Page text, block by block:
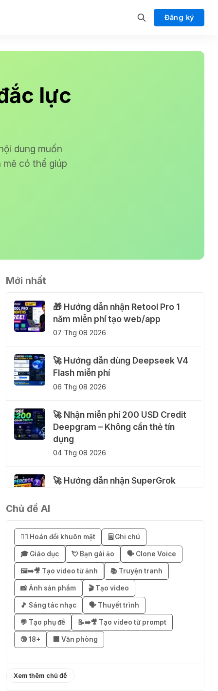
Đăng ký
lực
dung muốn
có thể giúp
Mới nhất
🎁 Hướng dẫn nhận Retool Pro 1
năm miễn phí tạo web/app
07 Thg 08 2026
🚀 Hướng dẫn dùng Deepseek V4
Flash miễn phí
06 Thg 08 2026
🚀 Nhận miễn phí 200 USD Credit
Deepgram – Không cần thẻ tín
dụng
04 Thg 08 2026
🚀 Hướng dẫn nhận SuperGrok
🎁 Hướng dẫn nhận Notion AI
Business miễn phí 3–6 tháng
03 Thg 08 2026
🎁 Mẹo nhận 1 tháng ChatGPT Plus
miễn phí bằng VPN Mexico
02 Thg 08 2026
֎ Cách nhận ChatGPT Go 12 tháng
Chủ đề AI
😶‍🌫️ Hoán đổi khuôn mặt 🗒️ Ghi chú
🎓 Giáo dục 💘 Bạn gái ảo 🗣️ Clone Voice
🖼️➡️🎥 Tạo video từ ảnh 📚 Truyện tranh
📸 Ảnh sản phẩm 🎬 Tạo video
🎵 Sáng tác nhạc 🗣️ Thuyết trình
💬 Tạo phụ đề 📝➡️🎥 Tạo video từ prompt
🔞 18+ 🏢 Văn phòng
Xem thêm chủ đề